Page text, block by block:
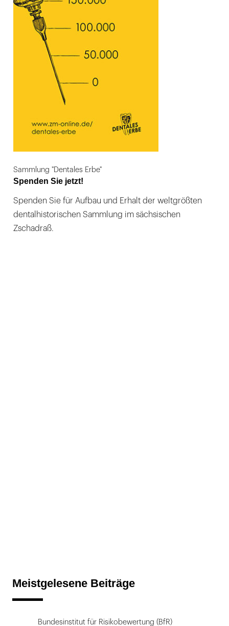
Sammlung "Dentales Erbe"
Spenden Sie jetzt!
Spenden Sie für Aufbau und Erhalt der weltgrößten
dentalhistorischen Sammlung im sächsischen
Zschadraß.
Meistgelesene Beiträge
Bundesinstitut für Risikobewertung (BfR)